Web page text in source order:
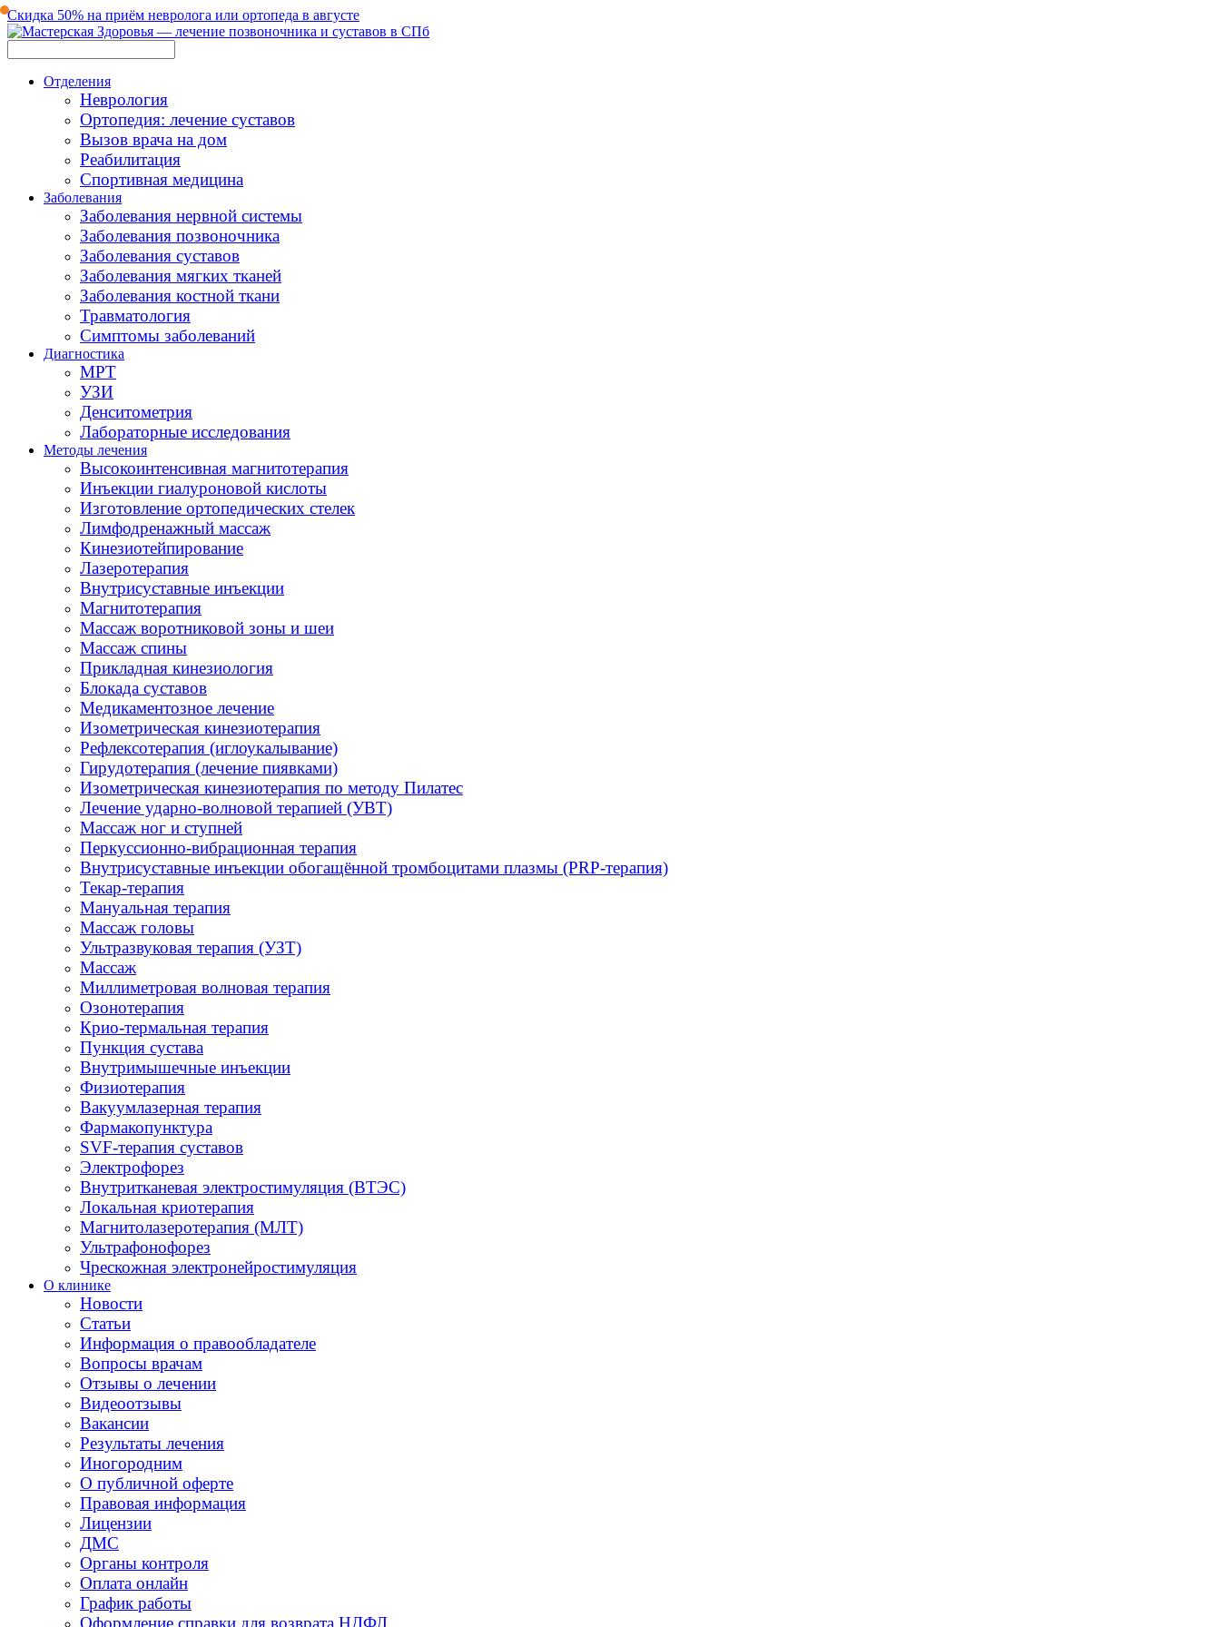
Скидка 50% на приём невролога или ортопеда в августе
Отделения
Неврология
Ортопедия: лечение суставов
Вызов врача на дом
Реабилитация
Спортивная медицина
Заболевания
Заболевания нервной системы
Заболевания позвоночника
Заболевания суставов
Заболевания мягких тканей
Заболевания костной ткани
Травматология
Симптомы заболеваний
Диагностика
МРТ
УЗИ
Денситометрия
Лабораторные исследования
Методы лечения
Высокоинтенсивная магнитотерапия
Инъекции гиалуроновой кислоты
Изготовление ортопедических стелек
Лимфодренажный массаж
Кинезиотейпирование
Лазеротерапия
Внутрисуставные инъекции
Магнитотерапия
Массаж воротниковой зоны и шеи
Массаж спины
Прикладная кинезиология
Блокада суставов
Медикаментозное лечение
Изометрическая кинезиотерапия
Рефлексотерапия (иглоукалывание)
Гирудотерапия (лечение пиявками)
Изометрическая кинезиотерапия по методу Пилатес
Лечение ударно-волновой терапией (УВТ)
Массаж ног и ступней
Перкуссионно-вибрационная терапия
Внутрисуставные инъекции обогащённой тромбоцитами плазмы (PRP-терапия)
Текар-терапия
Мануальная терапия
Массаж головы
Ультразвуковая терапия (УЗТ)
Массаж
Миллиметровая волновая терапия
Озонотерапия
Крио-термальная терапия
Пункция сустава
Внутримышечные инъекции
Физиотерапия
Вакуумлазерная терапия
Фармакопунктура
SVF-терапия суставов
Электрофорез
Внутритканевая электростимуляция (ВТЭС)
Локальная криотерапия
Магнитолазеротерапия (МЛТ)
Ультрафонофорез
Чрескожная электронейростимуляция
О клинике
Новости
Статьи
Информация о правообладателе
Вопросы врачам
Отзывы о лечении
Видеоотзывы
Вакансии
Результаты лечения
Иногородним
О публичной оферте
Правовая информация
Лицензии
ДМС
Органы контроля
Оплата онлайн
График работы
Оформление справки для возврата НДФЛ